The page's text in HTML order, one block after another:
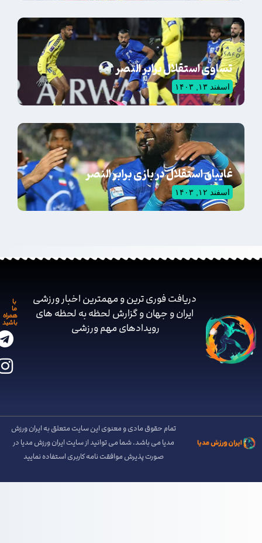
تساوی استقلال برابر النصر
اسفند ۱۳, ۱۴۰۳
غایبان استقلال در بازی برابر النصر
اسفند ۱۲, ۱۴۰۳
دریافت فوری ترین و مهمترین اخبار ورزشی
ایران و جهان و گزارش لحظه به لحظه های
رویدادهای مهم ‌ورزشی
همراه
باشید
تمام حقوق مادی و معنوی این سایت متعلق به ایران ورزش
مدیا می باشد. شما می توانید از سایت ایران ورزش مدیا در
صورت پذیرش موافقت نامه کاربری استفاده نمایید